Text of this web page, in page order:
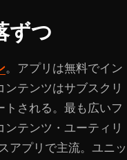
ずつ
。アプリは無料でイン
テンツはサブスクリ
される。最も広いフ
テンツ・ユーティリ
アプリで主流。ユニッ